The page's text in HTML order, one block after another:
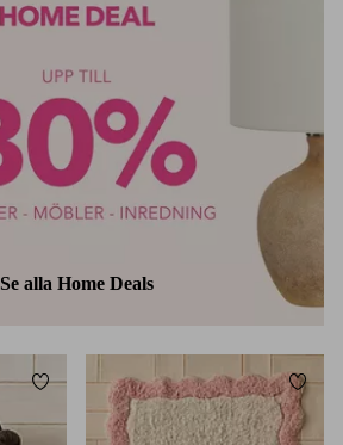
Se alla Home Deals
Lägg till i favoriter
50X8070X140